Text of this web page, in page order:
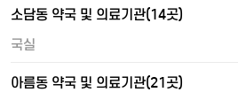
소담동 약국 및 의료기관(14곳)
국실
아름동 약국 및 의료기관(21곳)